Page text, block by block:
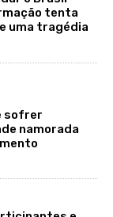
tenta
uma tragédia
sofrer
namorada